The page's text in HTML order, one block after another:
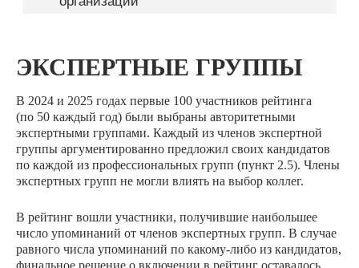
ЭКСПЕРТНЫЕ ГРУППЫ
В 2024 и 2025 годах первые 100 участников рейтинга
(по 50 каждый год) были выбраны авторитетными
экспертными группами. Каждый из членов экспертной
группы аргументированно предложил своих кандидатов
по каждой из профессиональных групп (пункт 2.5). Члены
экспертных групп не могли влиять на выбор коллег.
В рейтинг вошли участники, получившие наибольшее
число упоминаний от членов экспертных групп. В случае
равного числа упоминаний по какому-либо из кандидатов,
финальное решение о включении в рейтинг оставалось